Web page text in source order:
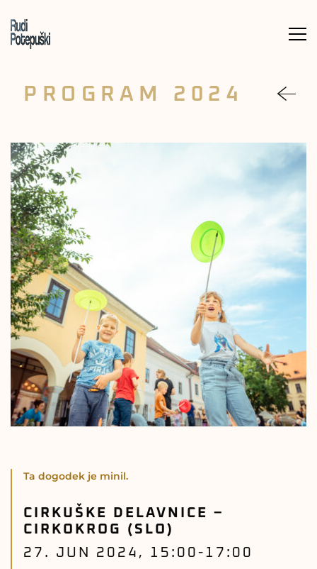
Meni
PROGRAM 2024nazaj
Ta dogodek je minil.
CIRKUŠKE DELAVNICE –
CIRKOKROG (SLO)
27. JUN 2024, 15:00 - 17:00